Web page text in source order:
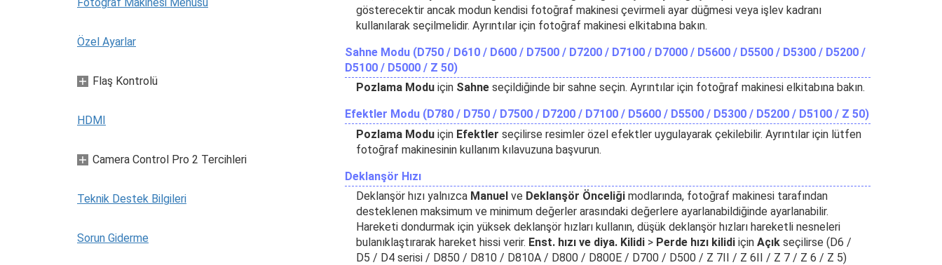
Özel Ayarlar
Flaş Kontrolü
HDMI
Camera Control Pro 2 Tercihleri
Teknik Destek Bilgileri
Sorun Giderme
gösterecektir ancak modun kendisi fotoğraf makinesi çevirmeli ayar düğmesi veya işlev kadranı
kullanılarak seçilmelidir. Ayrıntılar için fotoğraf makinesi elkitabına bakın.
Sahne Modu (D750 / D610 / D600 / D7500 / D7200 / D7100 / D7000 / D5600 / D5500 / D5300 / D5200 /
D5100 / D5000 / Z 50)
Pozlama Modu için Sahne seçildiğinde bir sahne seçin. Ayrıntılar için fotoğraf makinesi elkitabına bakın.
Efektler Modu (D780 / D750 / D7500 / D7200 / D7100 / D5600 / D5500 / D5300 / D5200 / D5100 / Z 50)
Pozlama Modu için Efektler seçilirse resimler özel efektler uygulayarak çekilebilir. Ayrıntılar için lütfen
fotoğraf makinesinin kullanım kılavuzuna başvurun.
Deklanşör Hızı
Deklanşör hızı yalnızca Manuel ve Deklanşör Önceliği modlarında, fotoğraf makinesi tarafından
desteklenen maksimum ve minimum değerler arasındaki değerlere ayarlanabildiğinde ayarlanabilir.
Hareketi dondurmak için yüksek deklanşör hızları kullanın, düşük deklanşör hızları hareketli nesneleri
bulanıklaştırarak hareket hissi verir. Enst. hızı ve diya. Kilidi > Perde hızı kilidi için Açık seçilirse (D6 /
D5 / D4 serisi / D850 / D810 / D810A / D800 / D800E / D700 / D500 / Z 7II / Z 6II / Z 7 / Z 6 / Z 5)